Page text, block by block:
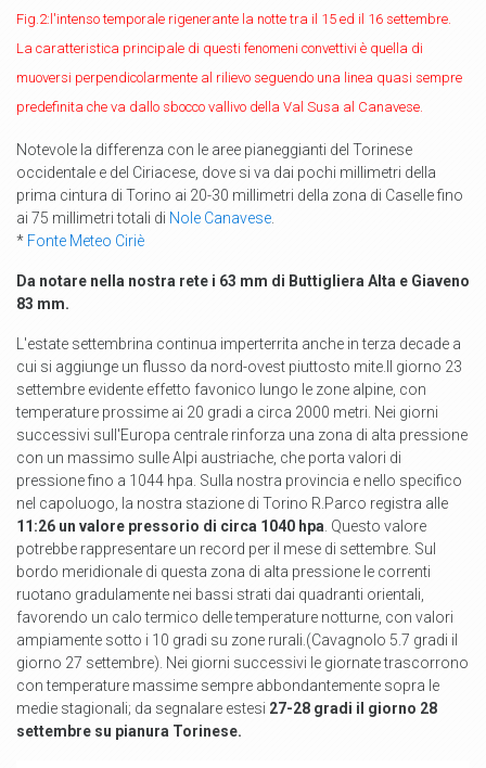
Fig.2:l'intenso temporale rigenerante la notte tra il 15 ed il 16 settembre.
La caratteristica principale di questi fenomeni convettivi è quella di
muoversi perpendicolarmente al rilievo seguendo una linea quasi sempre
predefinita che va dallo sbocco vallivo della Val Susa al Canavese.
Notevole la differenza con le aree pianeggianti del Torinese
occidentale e del Ciriacese, dove si va dai pochi millimetri della
prima cintura di Torino ai 20-30 millimetri della zona di Caselle fino
ai 75 millimetri totali di Nole Canavese
* Fonte Meteo Ciriè
Da notare nella nostra rete i 63 mm di Buttigliera Alta e Giaveno
83 mm.
L'estate settembrina continua imperterrita anche in terza decade a
cui si aggiunge un flusso da nord-ovest piuttosto mite.Il giorno 23
settembre evidente effetto favonico lungo le zone alpine, con
temperature prossime ai 20 gradi a circa 2000 metri. Nei giorni
successivi sull'Europa centrale rinforza una zona di alta pressione
con un massimo sulle Alpi austriache, che porta valori di
pressione fino a 1044 hpa. Sulla nostra provincia e nello specifico
nel capoluogo, la nostra stazione di Torino R.Parco registra alle
11:26 un valore pressorio di circa 1040 hpa . Questo valore
potrebbe rappresentare un record per il mese di settembre. Sul
bordo meridionale di questa zona di alta pressione le correnti
ruotano gradulamente nei bassi strati dai quadranti orientali,
favorendo un calo termico delle temperature notturne, con valori
ampiamente sotto i 10 gradi su zone rurali.(Cavagnolo 5.7 gradi il
giorno 27 settembre). Nei giorni successivi le giornate trascorrono
con temperature massime sempre abbondantemente sopra le
medie stagionali; da segnalare estesi 27-28 gradi il giorno 28
settembre su pianura Torinese.